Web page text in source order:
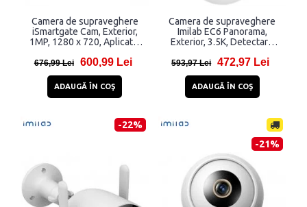
Camera de supraveghere
iSmartgate Cam, Exterior,
1MP, 1280 x 720, Aplicatie
miscare, Vedere nocturna,
676,99 Lei 600,99 Lei
ADAUGĂ ÎN COŞ
Camera de supraveghere
Imilab EC6 Panorama,
Exterior, 3.5K, Detectare
Aplicatie dedicata, WiFi,
593,97 Lei 472,97 Lei
ADAUGĂ ÎN COŞ
-22%
-21%